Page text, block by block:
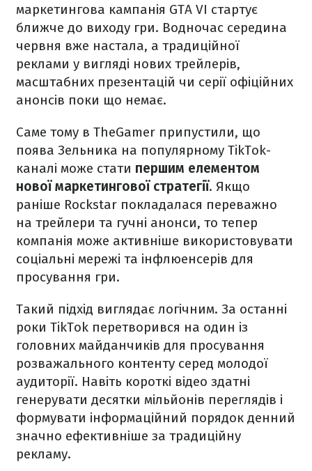
маркетингова кампанія GTA VI стартує
ближче до виходу гри. Водночас середина
червня вже настала, а традиційної
реклами у вигляді нових трейлерів,
масштабних презентацій чи серії офіційних
анонсів поки що немає.
Саме тому в TheGamer припустили, що
поява Зельника на популярному TikTok-
каналі може стати першим елементом
нової маркетингової стратегії. Якщо
раніше Rockstar покладалася переважно
на трейлери та гучні анонси, то тепер
компанія може активніше використовувати
соціальні мережі та інфлюенсерів для
просування гри.
Такий підхід виглядає логічним. За останні
роки TikTok перетворився на один із
головних майданчиків для просування
розважального контенту серед молодої
аудиторії. Навіть короткі відео здатні
генерувати десятки мільйонів переглядів і
формувати інформаційний порядок денний
значно ефективніше за традиційну
рекламу.